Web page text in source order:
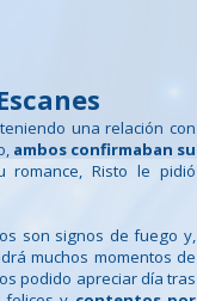
una relación con
ambos confirmaban su
romance, Risto le pidió
son signos de fuego y,
muchos momentos de
podido apreciar día tras